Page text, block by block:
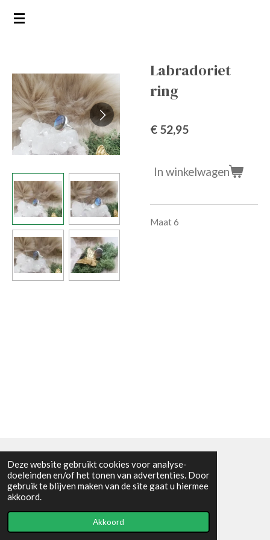
Deze website gebruikt cookies voor analyse-
doeleinden en/of het tonen van advertenties. Door
gebruik te blijven maken van de site gaat u hiermee
akkoord.
Akkoord
Ga
hoofdinhoud
Labradoriet
ring
€ 52,95
In winkelwagen
Maat 6
Algemene voorwaarden
© 2021 - RC en mineralenshop Het vlinderpad